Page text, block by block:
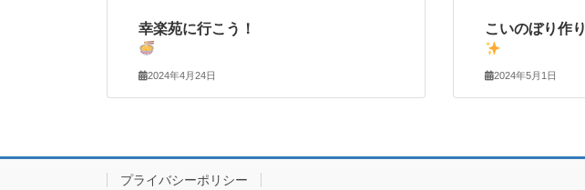
幸楽苑に行こう！
2024年4月24日
こいのぼり作り
2024年5月1日
プライバシーポリシー